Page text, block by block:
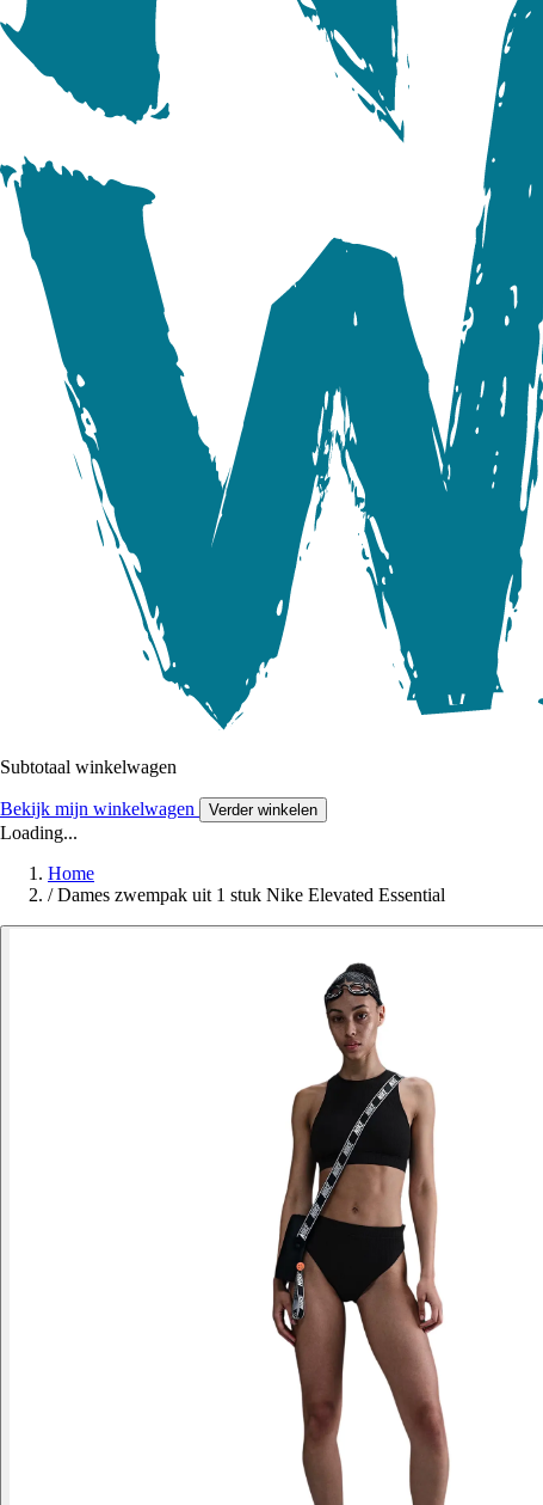
Subtotaal winkelwagen
Bekijk mijn winkelwagen Verder winkelen
Loading...
Home
/ Dames zwempak uit 1 stuk Nike Elevated Essential